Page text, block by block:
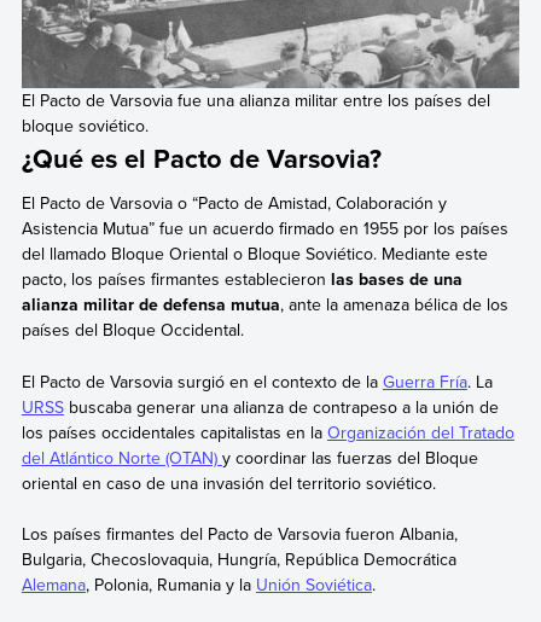
El Pacto de Varsovia fue una alianza militar entre los países del
bloque soviético.
¿Qué es el Pacto de Varsovia?
El Pacto de Varsovia o “Pacto de Amistad, Colaboración y
Asistencia Mutua” fue un acuerdo firmado en 1955 por los países
del llamado Bloque Oriental o Bloque Soviético. Mediante este
pacto, los países firmantes establecieron las bases de una
alianza militar de defensa mutua, ante la amenaza bélica de los
países del Bloque Occidental.
El Pacto de Varsovia surgió en el contexto de la Guerra Fría. La
URSSbuscaba generar una alianza de contrapeso a la unión de
los países occidentales capitalistas en la Organización del Tratado
del Atlántico Norte (OTAN) y coordinar las fuerzas del Bloque
oriental en caso de una invasión del territorio soviético.
Los países firmantes del Pacto de Varsovia fueron Albania,
Bulgaria, Checoslovaquia, Hungría, República Democrática
Alemana, Polonia, Rumania y la Unión Soviética.